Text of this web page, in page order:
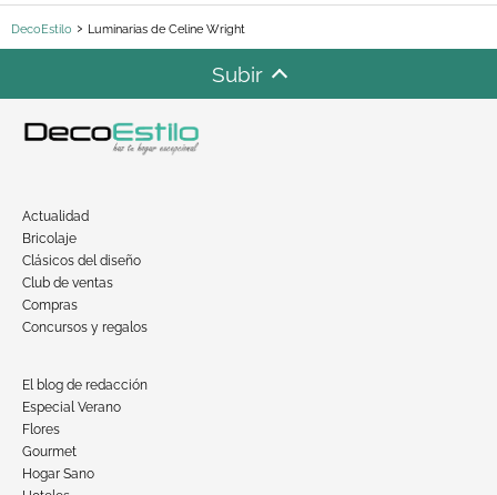
DecoEstilo Luminarias de Celine Wright
Subir
Actualidad
Bricolaje
Clásicos del diseño
Club de ventas
Compras
Concursos y regalos
El blog de redacción
Especial Verano
Flores
Gourmet
Hogar Sano